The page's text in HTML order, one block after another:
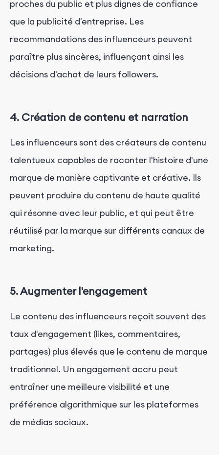
proches du public et plus dignes de confiance
que la publicité d'entreprise. Les
recommandations des influenceurs peuvent
paraître plus sincères, influençant ainsi les
décisions d'achat de leurs followers.
4. Création de contenu et narration
Les influenceurs sont des créateurs de contenu
talentueux capables de raconter l'histoire d'une
marque de manière captivante et créative. Ils
peuvent produire du contenu de haute qualité
qui résonne avec leur public, et qui peut être
réutilisé par la marque sur différents canaux de
marketing.
5. Augmenter l'engagement
Le contenu des influenceurs reçoit souvent des
taux d'engagement (likes, commentaires,
partages) plus élevés que le contenu de marque
traditionnel. Un engagement accru peut
entraîner une meilleure visibilité et une
préférence algorithmique sur les plateformes
de médias sociaux.